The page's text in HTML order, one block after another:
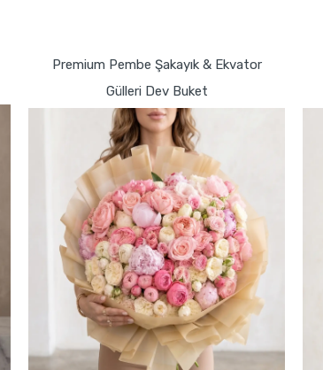
Premium Pembe Şakayık & Ekvator
Gülleri Dev Buket